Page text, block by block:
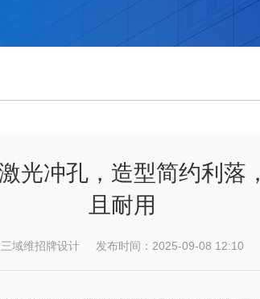
光冲孔，造型简约利落
且耐用
三域维招牌设计 发布时间：2025-09-08 12:10